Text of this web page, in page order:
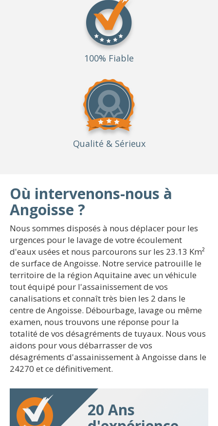
100% Fiable
Qualité & Sérieux
Où intervenons-nous à
Angoisse ?
Nous sommes disposés à nous déplacer pour les
urgences pour le lavage de votre écoulement
d'eaux usées et nous parcourons sur les 23.13 Km²
de surface de Angoisse. Notre service patrouille le
territoire de la région Aquitaine avec un véhicule
tout équipé pour l'assainissement de vos
canalisations et connaît très bien les 2 dans le
centre de Angoisse. Débourbage, lavage ou même
examen, nous trouvons une réponse pour la
totalité de vos désagréments de tuyaux. Nous vous
aidons pour vous débarrasser de vos
désagréments d'assainissement à Angoisse dans le
24270 et ce définitivement.
20 Ans